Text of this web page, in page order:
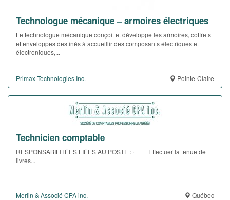
Technologue mécanique – armoires électriques
Le technologue mécanique conçoit et développe les armoires, coffrets
et enveloppes destinés à accueillir des composants électriques et
électroniques,...
Primax Technologies Inc. Pointe-Claire
Technicien comptable
RESPONSABILITÉES LIÉES AU POSTE : · Effectuer la tenue de
livres...
Merlin & Associé CPA inc. Québec